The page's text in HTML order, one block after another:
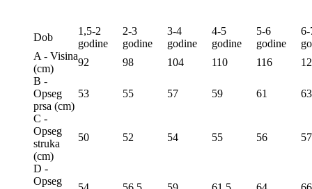
Dob
1,5-2
godine
2-3
godine
3-4
godine
4-5
godine
5-6
godine
6-
A - Visina
(сm)
92 98 104 110 116
B -
Opseg
prsa (сm)
53 55 57 59 61 63
C -
Opseg
struka
(сm)
50 52 54 55 56 57
D -
Opseg